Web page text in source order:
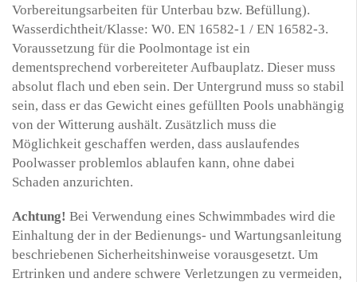
Vorbereitungsarbeiten für Unterbau bzw. Befüllung).
Wasserdichtheit/Klasse: W0. EN 16582-1 / EN 16582-3.
Voraussetzung für die Poolmontage ist ein
dementsprechend vorbereiteter Aufbauplatz. Dieser muss
absolut flach und eben sein. Der Untergrund muss so stabil
sein, dass er das Gewicht eines gefüllten Pools unabhängig
von der Witterung aushält. Zusätzlich muss die
Möglichkeit geschaffen werden, dass auslaufendes
Poolwasser problemlos ablaufen kann, ohne dabei
Schaden anzurichten.
Achtung! Bei Verwendung eines Schwimmbades wird die
Einhaltung der in der Bedienungs- und Wartungsanleitung
beschriebenen Sicherheitshinweise vorausgesetzt. Um
Ertrinken und andere schwere Verletzungen zu vermeiden,